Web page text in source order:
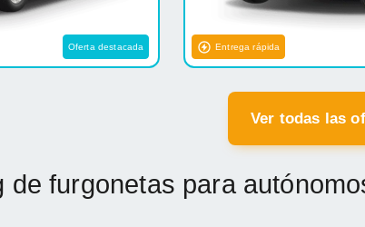
Oferta destacada Entrega rápida
Ver todas las
de furgonetas para